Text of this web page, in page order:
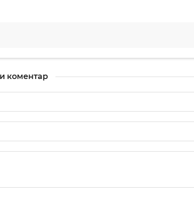
коментар